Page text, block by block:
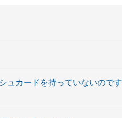
ュカードを持っていないのです